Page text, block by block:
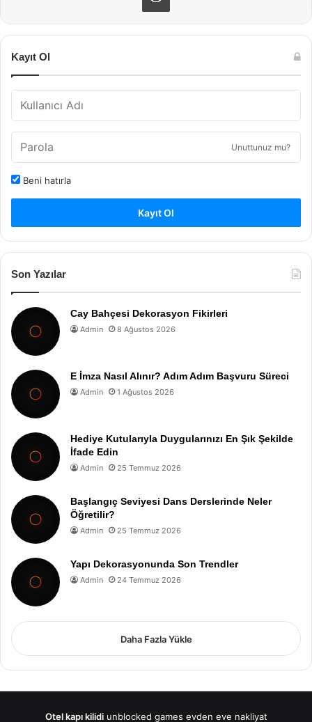
Kayıt Ol
Unuttunuz mu?
Beni hatırla
Kayıt Ol
Son Yazılar
Cay Bahçesi Dekorasyon Fikirleri
Admin 8 Ağustos 2026
E İmza Nasıl Alınır? Adım Adım Başvuru Süreci
Admin 1 Ağustos 2026
Hediye Kutularıyla Duygularınızı En Şık Şekilde
İfade Edin
Admin 25 Temmuz 2026
Başlangıç Seviyesi Dans Derslerinde Neler
Öğretilir?
Admin 25 Temmuz 2026
Yapı Dekorasyonunda Son Trendler
Admin 24 Temmuz 2026
Daha Fazla Yükle
Otel kapı kilidi unblocked games evden eve nakliyat